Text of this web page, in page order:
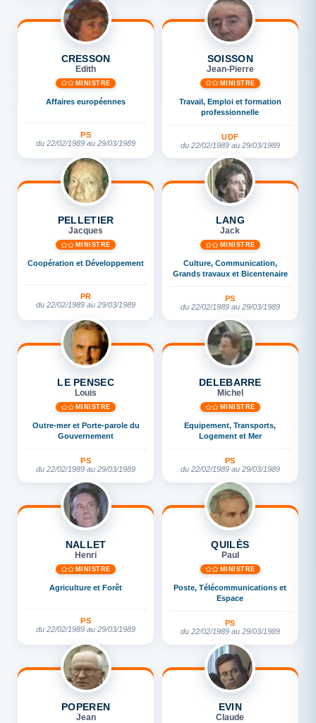
CRESSON
Edith
MINISTRE
Affaires européennes
PS
du 22/02/1989 au 29/03/1989
SOISSON
Jean-Pierre
MINISTRE
Travail, Emploi et formation
professionnelle
UDF
du 22/02/1989 au 29/03/1989
PELLETIER
Jacques
MINISTRE
Coopération et Développement
PR
du 22/02/1989 au 29/03/1989
LANG
Jack
MINISTRE
Culture, Communication,
Grands travaux et Bicentenaire
PS
du 22/02/1989 au 29/03/1989
LE PENSEC
Louis
MINISTRE
Outre-mer et Porte-parole du
Gouvernement
PS
du 22/02/1989 au 29/03/1989
DELEBARRE
Michel
MINISTRE
Equipement, Transports,
Logement et Mer
PS
du 22/02/1989 au 29/03/1989
NALLET
Henri
MINISTRE
Agriculture et Forêt
PS
du 22/02/1989 au 29/03/1989
QUILÈS
Paul
MINISTRE
Poste, Télécommunications et
Espace
PS
du 22/02/1989 au 29/03/1989
POPEREN
Jean
EVIN
Claude